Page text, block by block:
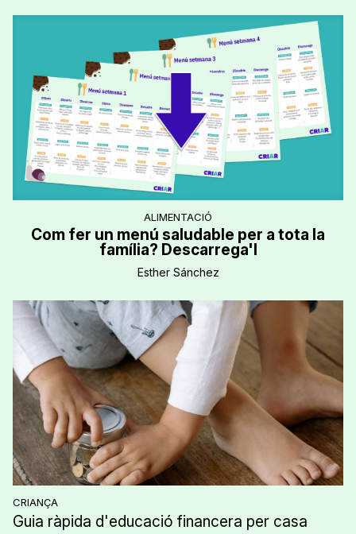
CRIANÇA
Guia ràpida d'educació financera per casa
ALIMENTACIÓ
Com fer un menú saludable per a tota la
família? Descarrega'l
Esther Sánchez